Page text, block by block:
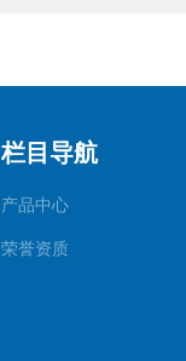
栏目导航
产品中心
荣誉资质